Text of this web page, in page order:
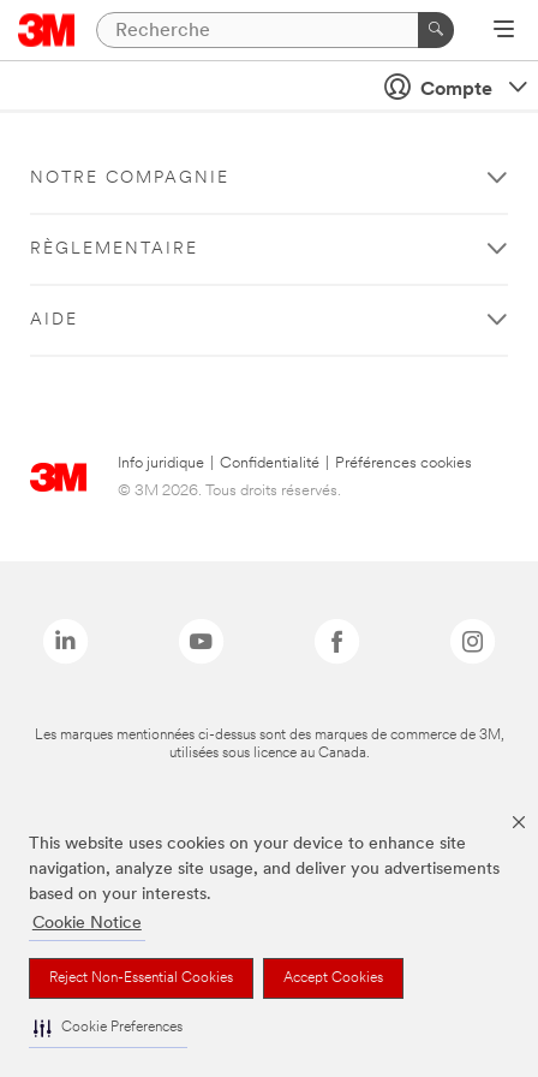
This website uses cookies on your device to enhance site
navigation, analyze site usage, and deliver you advertisements
based on your interests.
Cookie Notice
Reject Non-Essential Cookies Accept Cookies
Cookie Preferences
Compte
NOTRE COMPAGNIE
RÈGLEMENTAIRE
AIDE
Info juridique Confidentialité
Préférences cookies
© 3M 2026. Tous droits réservés.
Les marques mentionnées ci-dessus sont des marques de commerce de 3M,
utilisées sous licence au Canada.